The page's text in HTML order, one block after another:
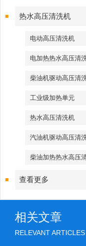
热水高压清洗机
电动高压清洗机
电加热热水高压清
柴油机驱动高压清
工业级加热单元
热水高压清洗机
汽油机驱动高压清
柴油加热热水高压
查看更多
相关文章
RELEVANT ARTICLES